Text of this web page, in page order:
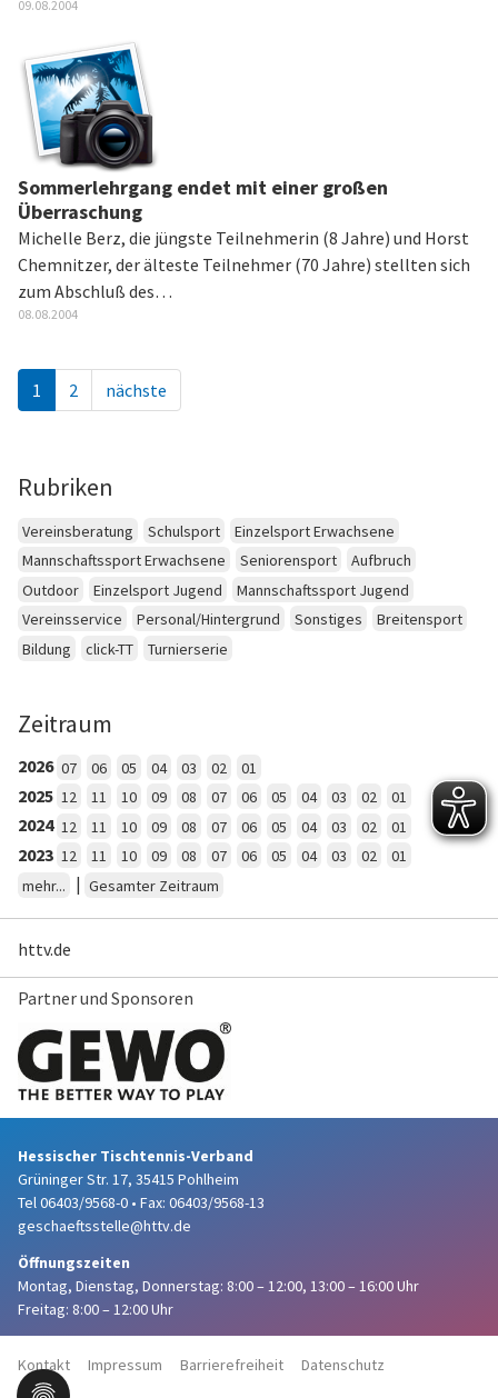
09.08.2004
Sommerlehrgang endet mit einer großen
Überraschung
Michelle Berz, die jüngste Teilnehmerin (8 Jahre) und Horst
Chemnitzer, der älteste Teilnehmer (70 Jahre) stellten sich
zum Abschluß des…
08.08.2004
1 2 nächste
Rubriken
Vereinsberatung Schulsport
Einzelsport Erwachsene
Mannschaftssport Erwachsene
Seniorensport
Aufbruch
Outdoor
Einzelsport Jugend
Mannschaftssport Jugend
Vereinsservice
Personal/Hintergrund Sonstiges
Breitensport
Bildung
click-TT Turnierserie
Zeitraum
2026 07 06 05 04 03 02 01
2025 12 11 10 09 08 07 06 05 04 03 02 01
2024 12 11 10 09 08 07 06 05 04 03 02 01
2023 12 11 10 09 08 07 06 05 04 03 02
01
mehr...
| Gesamter Zeitraum
httv.de
Partner und Sponsoren
Hessischer Tischtennis-Verband
Grüninger Str. 17, 35415 Pohlheim
Tel 06403/9568-0 • Fax: 06403/9568-13
geschaeftsstelle@httv.de
Öffnungszeiten
Montag, Dienstag, Donnerstag: 8:00 – 12:00, 13:00 – 16:00 Uhr
Freitag: 8:00 – 12:00 Uhr
Kontakt Impressum Barrierefreiheit Datenschutz